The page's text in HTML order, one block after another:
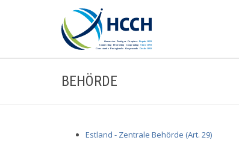
BEHÖRDE
Estland - Zentrale Behörde (Art. 29)